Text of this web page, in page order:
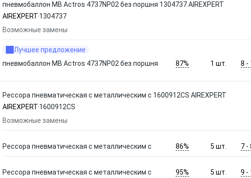
пневмобаллон MB Actros 4737NP02 без поршня 1304737 AIREXPERT
AIREXPERT 1304737
Возможные замены
Лучшее предложение
пневмобаллон MB Actros 4737NP02 без поршня
87% 1шт. 8 -
Рессора пневматическая c металлическим с 1600912CS AIREXPERT
AIREXPERT 1600912CS
Возможные замены
Рессора пневматическая c металлическим с 86% 5шт. 7 -
Рессора пневматическая c металлическим с 95% 5шт. 9 -